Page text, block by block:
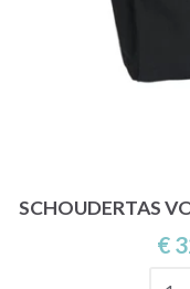
SCHOUDERTAS
€